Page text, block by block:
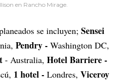
en Rancho Mirage.
se incluyen; Sensei
Pendry - Washington DC,
- Australia, Hotel Barriere -
1 hotel - Londres, Viceroy